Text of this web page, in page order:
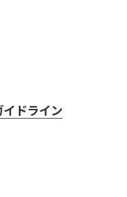
イドライン